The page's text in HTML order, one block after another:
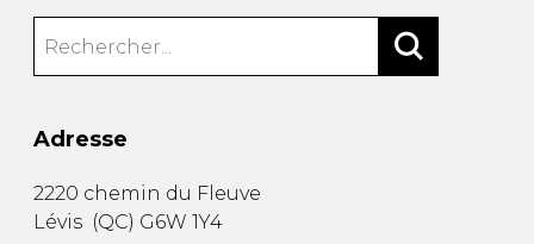
Adresse
2220 chemin du Fleuve
Lévis (QC) G6W 1Y4